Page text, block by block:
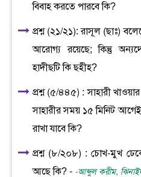
বিবাহ করতে পারবে কি?
প্রশ্ন (২১/২১): রাসূল (ছাঃ)
আরোগ্য রয়েছে; কিন্তু
হাদীছটি কি ছহীহ?
প্রশ্ন (৫/৪৪৫) : সাহারী
সাহারীর সময় ১৫ মিনিট আগেই
রাখা যাবে কি?
প্রশ্ন (৮/২০৮) : চোখ-মুখ
আছে কি? - -আব্দুল করীম,